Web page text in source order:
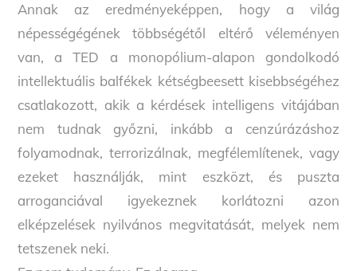
Annak az eredményeképpen, hogy a világ
népességégének többségétől eltérő véleményen
van, a TED a monopólium-alapon gondolkodó
intellektuális balfékek kétségbeesett kisebbségéhez
csatlakozott, akik a kérdések intelligens vitájában
nem tudnak győzni, inkább a cenzúrázáshoz
folyamodnak, terrorizálnak, megfélemlítenek, vagy
ezeket használják, mint eszközt, és puszta
arroganciával igyekeznek korlátozni azon
elképzelések nyilvános megvitatását, melyek nem
tetszenek neki.
Back